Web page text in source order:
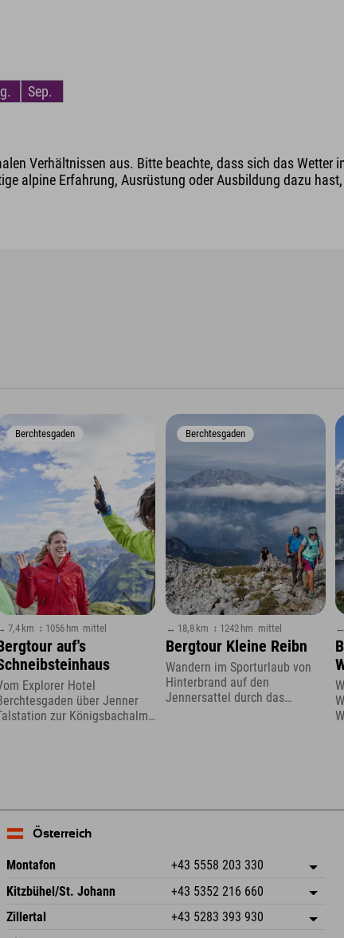
Sep.
Verhältnissen aus. Bitte beachte, dass sich das Wetter
alpine Erfahrung, Ausrüstung oder Ausbildung dazu
Berchtesgaden
7,4 km ↕ 1056 hm mittel
auf's
Explorer Hotel
über Jenner
zur Königsbachalm
Berchtesgaden
↔ 18,8 km ↕ 1242 hm mittel
Bergtour Kleine Reibn
Wandern im Sporturlaub von
Hinterbrand auf den
Jennersattel durch das
Österreich
Montafon +43 5558 203 330
Dorfstr. 127b
6793 Gaschurn/Montafon
Österreich
Adresse speichern
Buchen
Kitzbühel/St. Johann +43 5352 216 660
Speckbacherstraße 87
Adresse speichern
Zillertal +43 5283 393 930